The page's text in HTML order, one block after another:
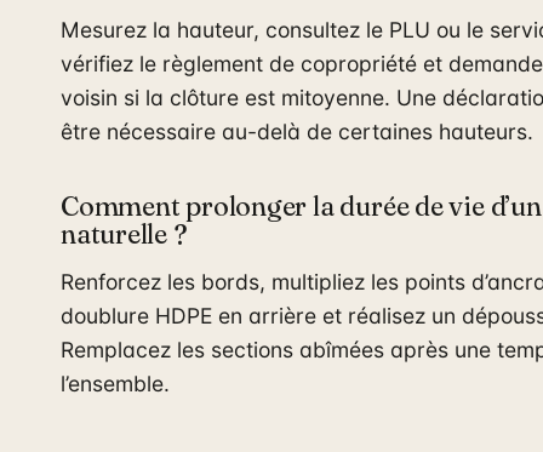
Mesurez la hauteur, consultez le PLU ou le
vérifiez le règlement de copropriété et
voisin si la clôture est mitoyenne. Une
être nécessaire au-delà de certaines hauteurs.
Comment prolonger la durée de vie
naturelle ?
Renforcez les bords, multipliez les points
doublure HDPE en arrière et réalisez un
Remplacez les sections abîmées après une
l’ensemble.